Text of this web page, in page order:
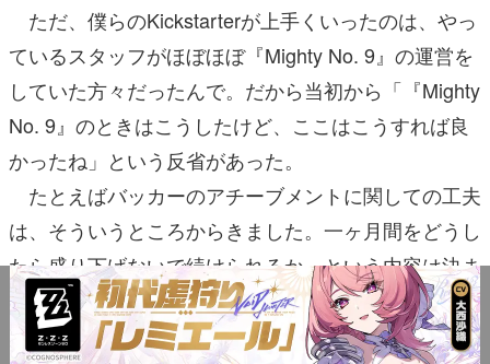
ただ、僕らのKickstarterが上手くいったのは、やっ
ているスタッフがほぼほぼ『Mighty No. 9』の運営を
していた方々だったんで。だから当初から「『Mighty
No. 9』のときはこうしたけど、ここはこうすれば良
かったね」という反省があった。
たとえばバッカーのアチーブメントに関しての工夫
は、そういうところからきました。一ヶ月間をどうし
たら盛り下げないで続けられるか、という内容は決ま
ってました。ただ、ストレッチゴールは全部決めてい
なくて、「早く決めないともう次のがきちゃう」みた